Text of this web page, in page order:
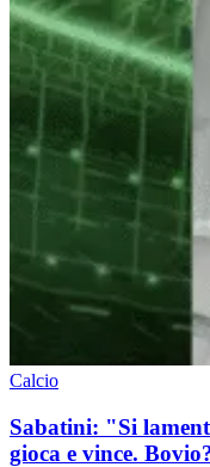
Calcio
Sabatini: "Si
gioca e vince.